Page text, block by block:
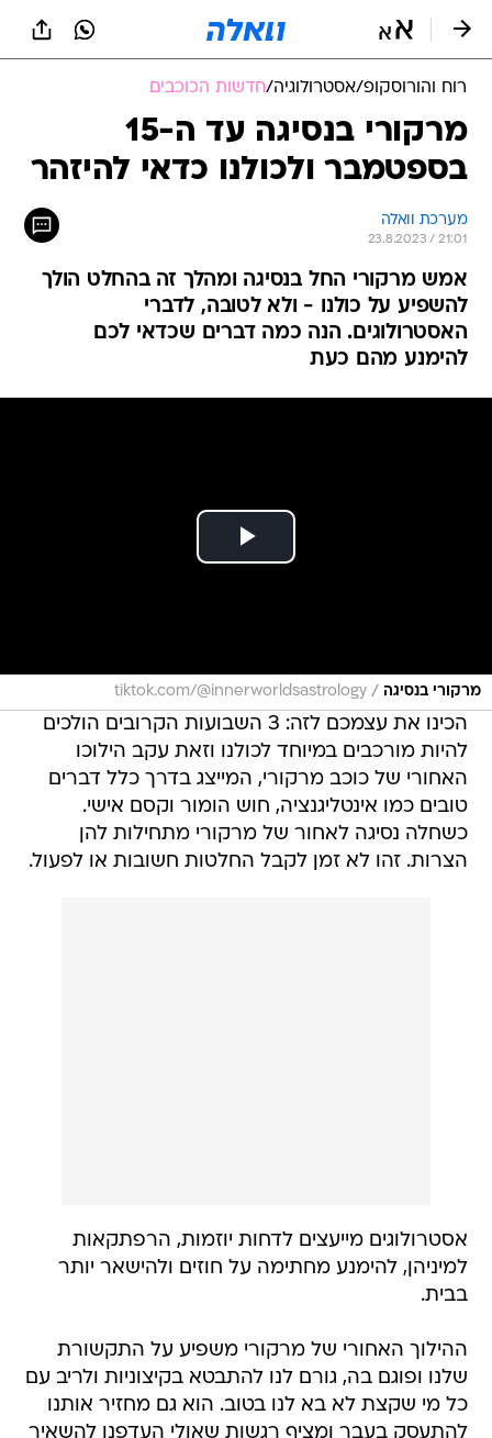
רוח והורוסקופ/אסטרולוגיה/חדשות הכוכבים
מרקורי בנסיגה עד ה-15
בספטמבר ולכולנו כדאי להיזהר
מערכת וואלה
23.8.2023 / 21:01
אמש מרקורי החל בנסיגה ומהלך זה בהחלט הולך
להשפיע על כולנו - ולא לטובה, לדברי
האסטרולוגים. הנה כמה דברים שכדאי לכם
להימנע מהם כעת
מרקורי בנסיגה /
tiktok.com/@innerworldsastrology
הכינו את עצמכם לזה: 3 השבועות הקרובים הולכים
להיות מורכבים במיוחד לכולנו וזאת עקב הילוכו
האחורי של כוכב מרקורי, המייצג בדרך כלל דברים
טובים כמו אינטליגנציה, חוש הומור וקסם אישי.
כשחלה נסיגה לאחור של מרקורי מתחילות להן
הצרות. זהו לא זמן לקבל החלטות חשובות או לפעול.
אסטרולוגים מייעצים לדחות יוזמות, הרפתקאות
למיניהן, להימנע מחתימה על חוזים ולהישאר יותר
בבית.
ההילוך האחורי של מרקורי משפיע על התקשורת
שלנו ופוגם בה, גורם לנו להתבטא בקיצוניות ולריב עם
כל מי שקצת לא בא לנו בטוב. הוא גם מחזיר אותנו
להתעסק בעבר ומציף רגשות שאולי העדפנו להשאיר